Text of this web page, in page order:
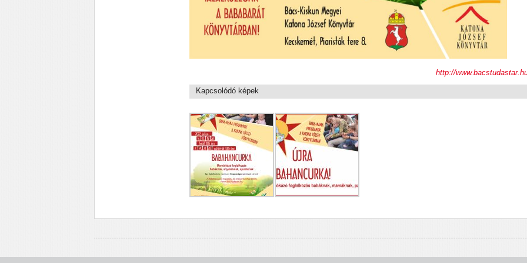
http://
Kapcsolódó képek